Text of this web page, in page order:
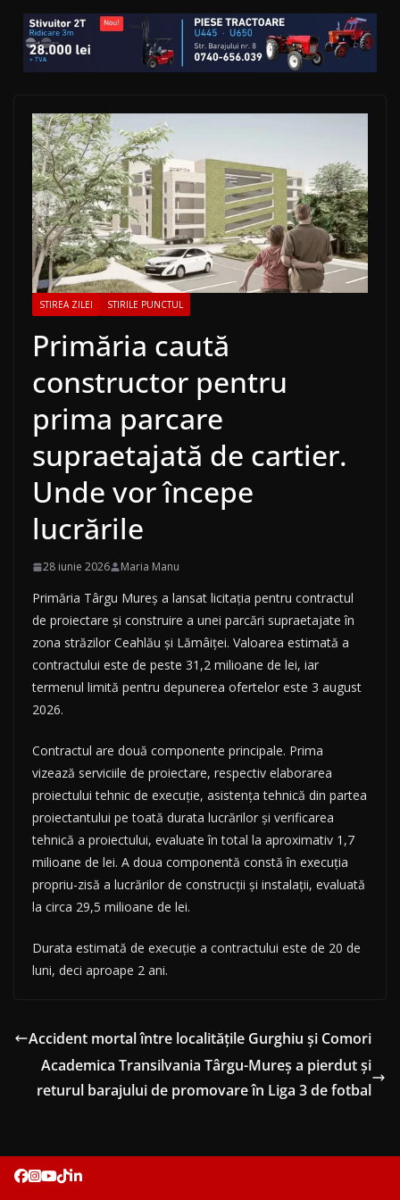
STIREA ZILEI STIRILE PUNCTUL
Primăria caută
constructor pentru
prima parcare
supraetajată de cartier.
Unde vor începe
lucrările
28 iunie 2026 Maria Manu
Primăria Târgu Mureș a lansat licitația pentru contractul
de proiectare și construire a unei parcări supraetajate în
zona străzilor Ceahlău și Lămâiței. Valoarea estimată a
contractului este de peste 31,2 milioane de lei, iar
termenul limită pentru depunerea ofertelor este 3 august
2026.
Contractul are două componente principale. Prima
vizează serviciile de proiectare, respectiv elaborarea
proiectului tehnic de execuție, asistența tehnică din partea
proiectantului pe toată durata lucrărilor și verificarea
tehnică a proiectului, evaluate în total la aproximativ 1,7
milioane de lei. A doua componentă constă în execuția
propriu-zisă a lucrărilor de construcții și instalații, evaluată
la circa 29,5 milioane de lei.
Durata estimată de execuție a contractului este de 20 de
luni, deci aproape 2 ani.
Accident mortal între localitățile Gurghiu și Comori
Academica Transilvania Târgu-Mureș a pierdut și
returul barajului de promovare în Liga 3 de fotbal